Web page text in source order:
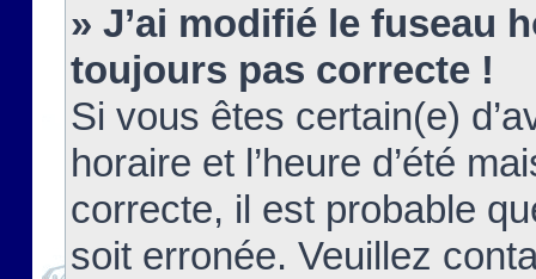
» J’ai modifié le fuseau
toujours pas correcte !
Si vous êtes certain(e)
horaire et l’heure d’été
correcte, il est probable
soit erronée. Veuillez